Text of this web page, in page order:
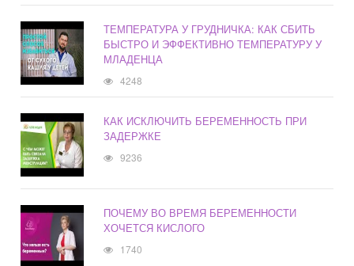
ТЕМПЕРАТУРА У ГРУДНИЧКА: КАК СБИТЬ
БЫСТРО И ЭФФЕКТИВНО ТЕМПЕРАТУРУ У
МЛАДЕНЦА
4248
КАК ИСКЛЮЧИТЬ БЕРЕМЕННОСТЬ ПРИ
ЗАДЕРЖКЕ
9236
ПОЧЕМУ ВО ВРЕМЯ БЕРЕМЕННОСТИ
ХОЧЕТСЯ КИСЛОГО
1740